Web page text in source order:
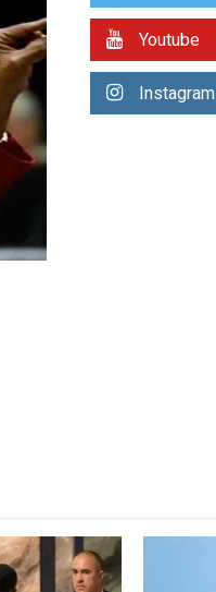
1
Youtube
Instagram